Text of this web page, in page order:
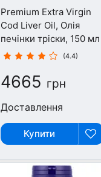
Premium Extra Virgin
Cod Liver Oil, Олія
печінки тріски, 150 мл
(4.4)
4665 грн
Доставлення
Купити